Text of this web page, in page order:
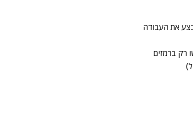
את העבודה
רק ברמזים